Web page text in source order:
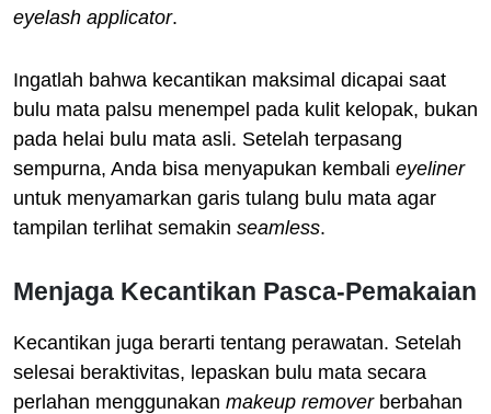
eyelash applicator.
Ingatlah bahwa kecantikan maksimal dicapai saat
bulu mata palsu menempel pada kulit kelopak, bukan
pada helai bulu mata asli. Setelah terpasang
sempurna, Anda bisa menyapukan kembali eyeliner
untuk menyamarkan garis tulang bulu mata agar
tampilan terlihat semakin seamless.
Menjaga Kecantikan Pasca-Pemakaian
Kecantikan juga berarti tentang perawatan. Setelah
selesai beraktivitas, lepaskan bulu mata secara
perlahan menggunakan makeup removerberbahan